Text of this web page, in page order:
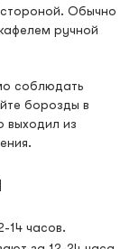
стороной. Обычно
ручной
соблюдать
борозды в
выходил из
14 часов.